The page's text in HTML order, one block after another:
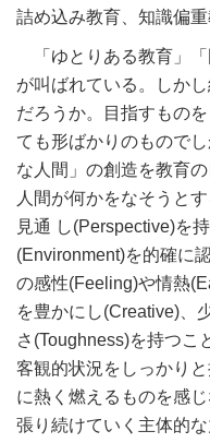
詰め込み教育、知識偏
「ゆとりある教育」「
が叫ばれている。しか
だろうか。目指すもの
ても形ばかりのもので
な人間」の創造を教育
人間が何かをなそうと
見通 し(Perspective)を
(Environment)を的確に
の感性(Feeling)や情熱
を豊かにし(Creative)、
さ(Toughness)を持つこ
客観的状況をしっかり
に熱く燃えるものを感
張り続けていく主体的